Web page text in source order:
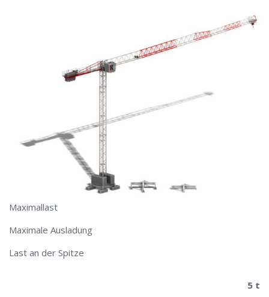
Maximallast
Maximale Ausladung
Last an der Spitze
5 t